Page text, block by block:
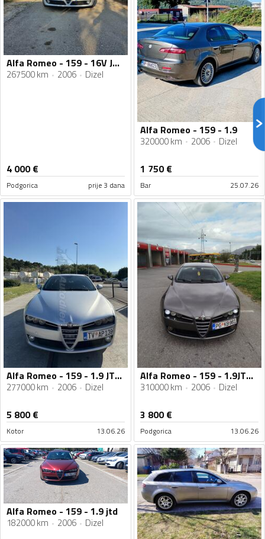
Alfa Romeo - 159 - 16V JTDm
267500 km 2006 Dizel
4 000€
Podgorica prije 3 dana
Alfa Romeo - 159 - 1.9
320000 km 2006 Dizel
1 750€
Bar 25.07.26
Alfa Romeo - 159 - 1.9 JTDm
277000 km 2006 Dizel
5 800€
Kotor 13.06.26
Alfa Romeo - 159 - 1.9JTDM
310000 km 2006 Dizel
3 800€
Podgorica 13.06.26
Alfa Romeo - 159 - 1.9 jtd
182000 km 2006 Dizel